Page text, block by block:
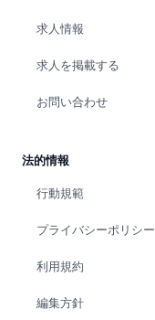
求人情報
求人を掲載する
お問い合わせ
法的情報
行動規範
プライバシーポリシー
利用規約
編集方針